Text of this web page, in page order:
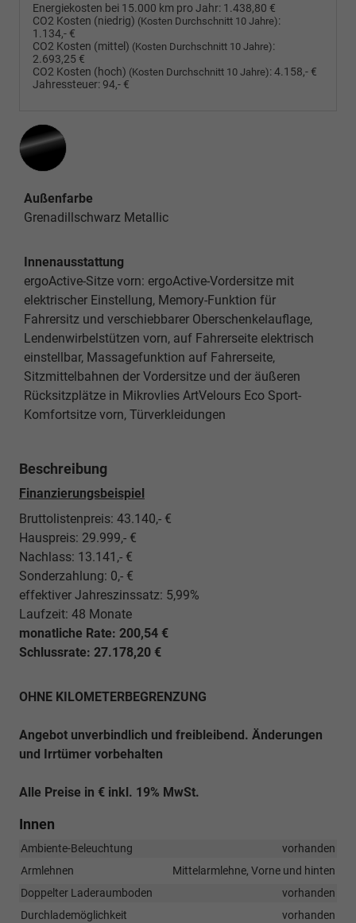
Energiekosten bei 15.000 km pro Jahr: 1.438,80 €
CO2 Kosten (niedrig) (Kosten Durchschnitt 10 Jahre):
1.134,- €
CO2 Kosten (mittel) (Kosten Durchschnitt 10 Jahre):
2.693,25 €
CO2 Kosten (hoch) (Kosten Durchschnitt 10 Jahre):4.158,- €
Jahressteuer: 94,- €
Außenfarbe
Grenadillschwarz Metallic
Innenausstattung
ergoActive-Sitze vorn: ergoActive-Vordersitze mit
elektrischer Einstellung, Memory-Funktion für
Fahrersitz und verschiebbarer Oberschenkelauflage,
Lendenwirbelstützen vorn, auf Fahrerseite elektrisch
einstellbar, Massagefunktion auf Fahrerseite,
Sitzmittelbahnen der Vordersitze und der äußeren
Rücksitzplätze in Mikrovlies ArtVelours Eco Sport-
Komfortsitze vorn, Türverkleidungen
Beschreibung
Finanzierungsbeispiel
Bruttolistenpreis: 43.140,- €
Hauspreis: 29.999,- €
Nachlass: 13.141,- €
Sonderzahlung: 0,- €
effektiver Jahreszinssatz: 5,99%
Laufzeit: 48 Monate
monatliche Rate: 200,54 €
Schlussrate: 27.178,20 €
OHNE KILOMETERBEGRENZUNG
Angebot unverbindlich und freibleibend. Änderungen
und Irrtümer vorbehalten
Alle Preise in € inkl. 19% MwSt.
Innen
Ambiente-Beleuchtung
vorhanden
Armlehnen
Mittelarmlehne, Vorne und hinten
Doppelter Laderaumboden
vorhanden
Durchlademöglichkeit
vorhanden